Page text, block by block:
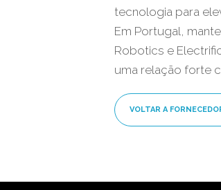
tecnologia para
Em Portugal,
Robotics e
uma relação forte
VOLTAR A